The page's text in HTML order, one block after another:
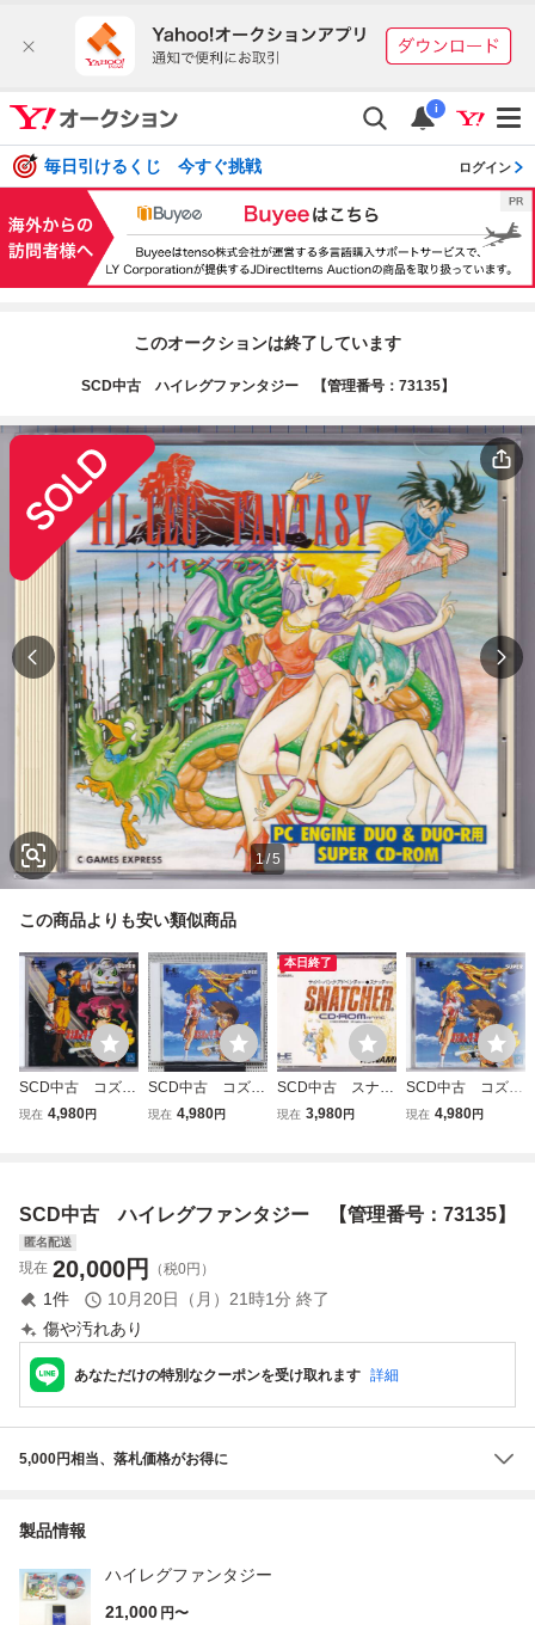
i
毎日引けるくじ 今すぐ挑戦 ログイン
このオークションは終了しています
SCD中古 ハイレグファンタジー 【管理番号：73135】
1/5
この商品よりも安い類似商品
SCD中古 コズミ
ックファンタジー
9】
現在 4,980円
SCD中古 コズミ
ックファンタジー
現在 4,980円
本日終了
SCD中古 スナッ
チャー 【管理番
現在 3,980円
SCD中古 コズミ
ックファンタジー
現在 4,980円
SCD中古 ハイレグファンタジー 【管理番号：73135】
匿名配送
現在 20,000円 （税0円）
1件 10月20日（月）21時1分 終了
傷や汚れあり
あなただけの特別なクーポンを受け取れます 詳細
5,000円相当、落札価格がお得に
製品情報
ハイレグファンタジー
21,000 円〜